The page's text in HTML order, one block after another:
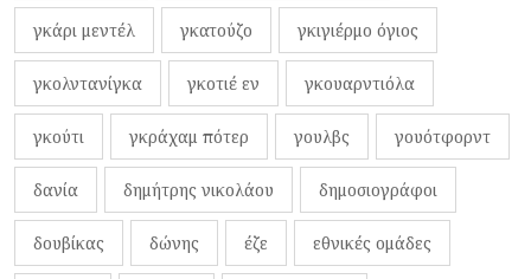
γκάρι μεντέλ γκατούζο γκιγιέρμο όγιος
γκολντανίγκα γκοτιέ εν γκουαρντιόλα
γκούτι γκράχαμ πότερ γουλβς γουότφορντ
δανία δημήτρης νικολάου δημοσιογράφοι
δουβίκας δώνης έζε εθνικές ομάδες